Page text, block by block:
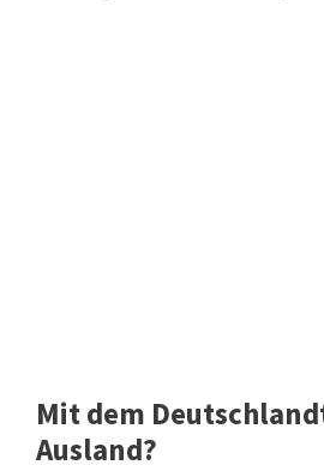
Mit dem
Ausland?